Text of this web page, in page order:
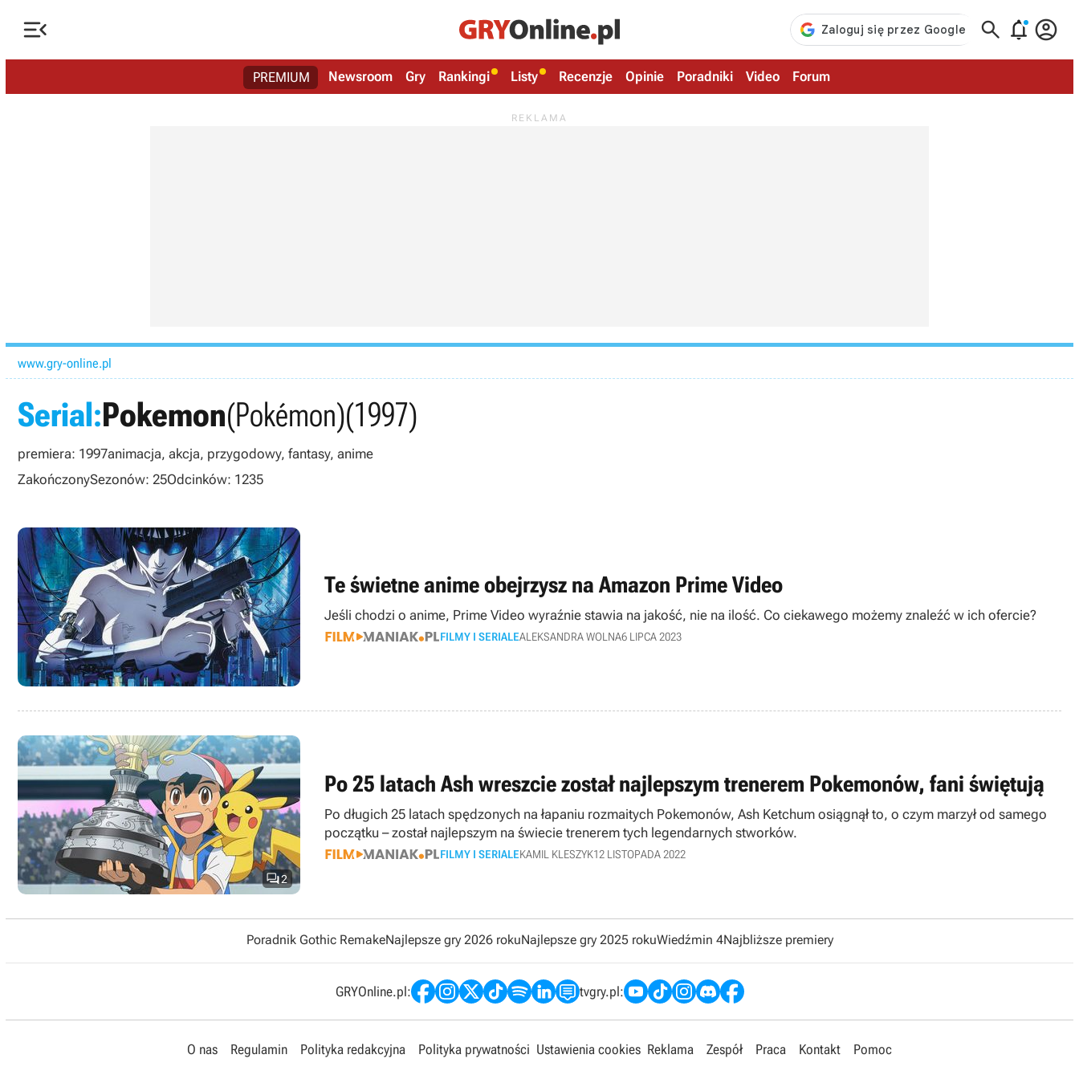
   
PREMIUM Newsroom Gry Rankingi Listy Recenzje Opinie Poradniki Video Forum
www.gry-online.pl
Serial:Pokemon(Pokémon)(1997)
premiera: 1997animacja, akcja, przygodowy, fantasy, anime
ZakończonySezonów: 25Odcinków: 1235
Te świetne anime obejrzysz na Amazon Prime Video
Jeśli chodzi o anime, Prime Video wyraźnie stawia na jakość, nie na ilość. Co ciekawego możemy znaleźć w ich ofercie?
FILMY I SERIALEALEKSANDRA WOLNA6 LIPCA 2023
2
Po 25 latach Ash wreszcie został najlepszym trenerem Pokemonów, fani świętują
Po długich 25 latach spędzonych na łapaniu rozmaitych Pokemonów, Ash Ketchum osiągnął to, o czym marzył od samego
początku – został najlepszym na świecie trenerem tych legendarnych stworków.
FILMY I SERIALEKAMIL KLESZYK12 LISTOPADA 2022
Poradnik Gothic RemakeNajlepsze gry 2026 rokuNajlepsze gry 2025 rokuWiedźmin 4Najbliższe premiery
GRYOnline.pl: tvgry.pl:
O nas Regulamin Polityka redakcyjna Polityka prywatności Ustawienia cookies Reklama Zespół Praca Kontakt Pomoc